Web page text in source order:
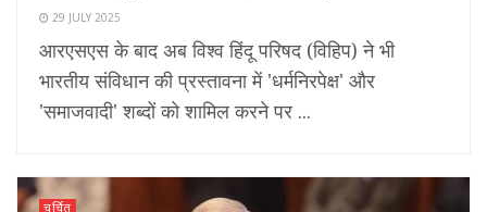
29 JULY 2025
आरएसएस के बाद अब विश्व हिंदू परिषद (विहिप) ने भी
भारतीय संविधान की प्रस्तावना में 'धर्मनिरपेक्ष' और
'समाजवादी' शब्दों को शामिल करने पर ...
चर्चित